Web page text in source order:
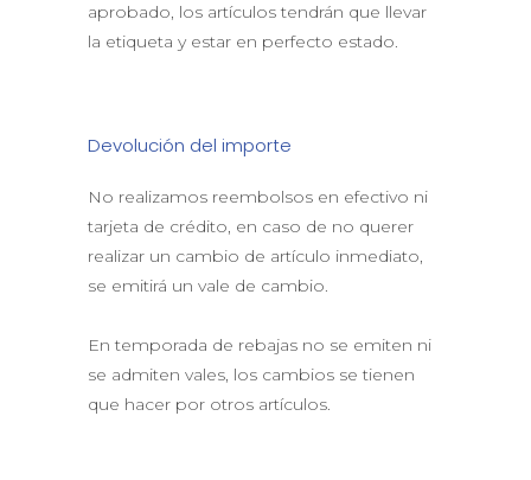
aprobado, los artículos tendrán que llevar
la etiqueta y estar en perfecto estado.
Devolución del importe
No realizamos reembolsos en efectivo ni
tarjeta de crédito, en caso de no querer
realizar un cambio de artículo inmediato,
se emitirá un vale de cambio.
En temporada de rebajas no se emiten ni
se admiten vales, los cambios se tienen
que hacer por otros artículos.